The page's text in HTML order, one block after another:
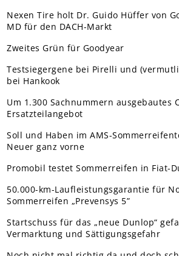
Nexen Tire holt Dr. Guido Hüffer von
MD für den DACH-Markt
Zweites Grün für Goodyear
Testsiegergene bei Pirelli und
bei Hankook
Um 1.300 Sachnummern ausgebautes
Ersatzteilangebot
Soll und Haben im AMS-
Neuer ganz vorne
Promobil testet Sommerreifen in Fiat-
50.000-km-Laufleistungsgarantie für
Sommerreifen „Prevensys 5”
Startschuss für das „neue Dunlop“
Vermarktung und Sättigungsgefahr